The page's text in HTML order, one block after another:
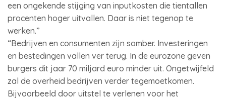
een ongekende stijging van inputkosten die tientallen
procenten hoger uitvallen. Daar is niet tegenop te
werken.”
“Bedrijven en consumenten zijn somber. Investeringen
en bestedingen vallen ver terug. In de eurozone geven
burgers dit jaar 70 miljard euro minder uit. Ongetwijfeld
zal de overheid bedrijven verder tegemoetkomen.
Bijvoorbeeld door uitstel te verlenen voor het